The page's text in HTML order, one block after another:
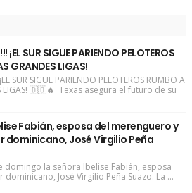
SUR SIGUE PARIENDO PELOTEROS
GRANDES LIGAS!
SUR SIGUE PARIENDO PELOTEROS RUMBO A
LIGAS! 🇩🇴🔥 Texas asegura el futuro de su
Fabián, esposa del merenguero y
dominicano, José Virgilio Peña
domingo la señora Ibelise Fabián, esposa
José Virgilio Peña Suazo. La ...